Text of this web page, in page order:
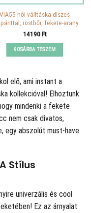
VIA55 női válltáska díszes
rostbőr, fekete-arany
14190Ft
KOSÁRBA TESZEM
elő, ami instant a
kollekcióval! Elhoztunk
mindenki a fekete
nem csak divatos,
egy abszolút must-have
Stílus
univerzális és cool
Ez az árnyalat